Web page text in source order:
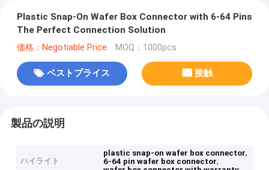
Plastic Snap-On Wafer Box Connector with 6-64 Pins
The Perfect Connection Solution
価格：Negotiable Price MOQ：1000pcs
ベストプライス 接触
製品の説明
ハイライト
plastic snap-on wafer box connector,
6-64 pin wafer box connector,